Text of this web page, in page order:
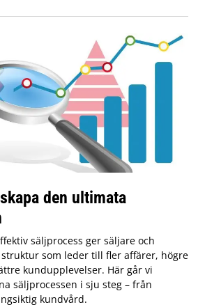
den ultimata
säljprocess ger säljare och
som leder till fler affärer, högre
kundupplevelser. Här går vi
säljprocessen i sju steg – från
kundvård.